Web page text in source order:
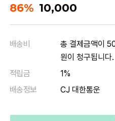
86% 10,000
배송비
총 결제금액이
원이 청구됩니다.
적립금
1%
배송정보
CJ 대한통운